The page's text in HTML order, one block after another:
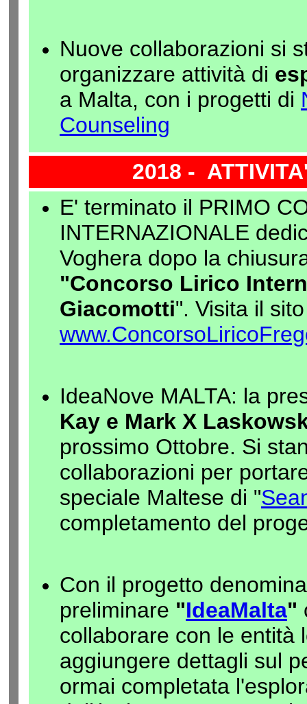
Nuove collaborazioni si
organizzare attività di
a Malta, con i progetti di
Counseling
2018 -
E' terminato il PRIMO
INTERNAZIONALE
Voghera dopo la
"Concorso Lirico
Giacomotti". Visita il
IdeaNove MALTA: la
Kay e Mark X
prossimo Ottobre. Si
collaborazioni per
speciale Maltese di "
completamento del
Con il progetto
preliminare "IdeaMalta"
collaborare con le entità
aggiungere dettagli sul
ormai completata